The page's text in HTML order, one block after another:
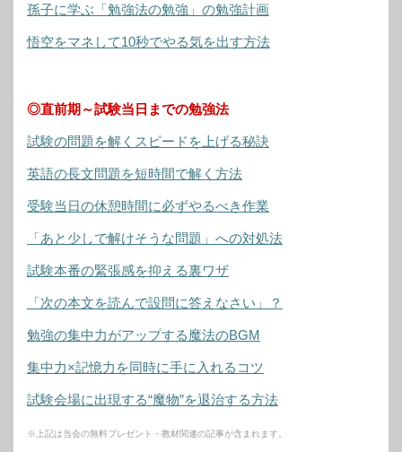
孫子に学ぶ「勉強法の勉強」の勉強計画
悟空をマネして10秒でやる気を出す方法
◎直前期～試験当日までの勉強法
試験の問題を解くスピードを上げる秘訣
英語の長文問題を短時間で解く方法
受験当日の休憩時間に必ずやるべき作業
「あと少しで解けそうな問題」への対処法
試験本番の緊張感を抑える裏ワザ
「次の本文を読んで設問に答えなさい」？
勉強の集中力がアップする魔法のBGM
集中力×記憶力を同時に手に入れるコツ
試験会場に出現する“魔物”を退治する方法
※上記は当会の無料プレゼント・教材関連の記事が含まれます。